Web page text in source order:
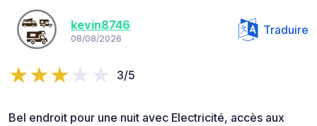
kevin8746
08/08/2026
Traduire
3/5
Bel endroit pour une nuit avec Electricité, accès aux